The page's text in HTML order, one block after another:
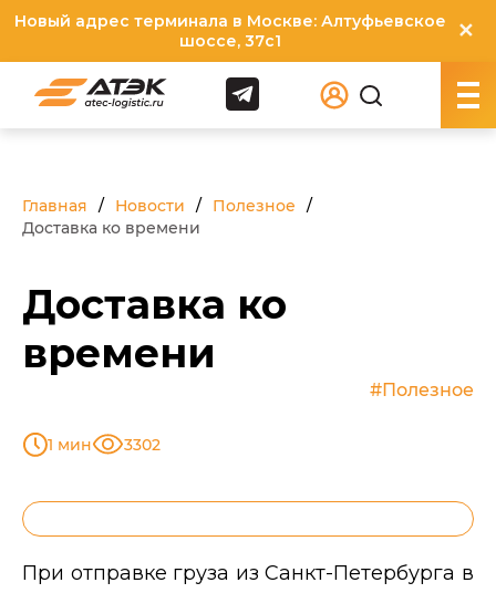
Новый адрес терминала в Москве: Алтуфьевское
шоссе, 37с1
✕
Главная Новости
Полезное
Доставка ко времени
Доставка ко
времени
#Полезное
1 мин 3302
При отправке груза из Санкт-Петербурга в